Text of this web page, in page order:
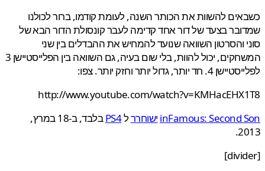
להשוות את הכותר השנה, לעומת קודמו, ברור לכולנו
בצעד של דור אחד קדימה לעבר קונסולת הדור הבא של
והסרטון השוואה שנועד להמחיש את ההבדלים בין שני
המשחקים, יכול להוות, בלי שום בעיה, גם השוואה בין הפלייסטיישן 3
יותר, גדול יותר וחזק יותר. צפו:
http://www.youtube.com/
inFamous: SecondישוחררלPS4
בלבד, ב-18 במרץ,